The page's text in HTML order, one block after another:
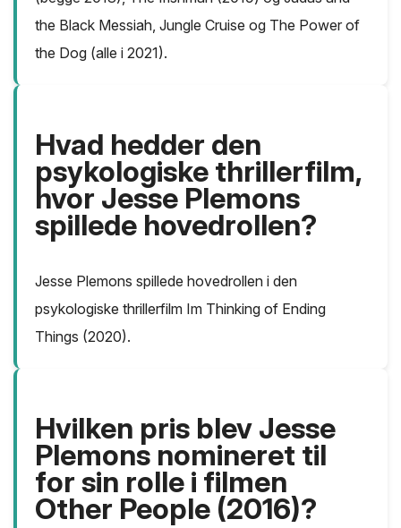
the Black Messiah, Jungle Cruise og The Power of
the Dog (alle i 2021).
Hvad hedder den
psykologiske thrillerfilm,
hvor Jesse Plemons
spillede hovedrollen?
Jesse Plemons spillede hovedrollen i den
psykologiske thrillerfilm Im Thinking of Ending
Things (2020).
Hvilken pris blev Jesse
Plemons nomineret til
for sin rolle i filmen
Other People (2016)?